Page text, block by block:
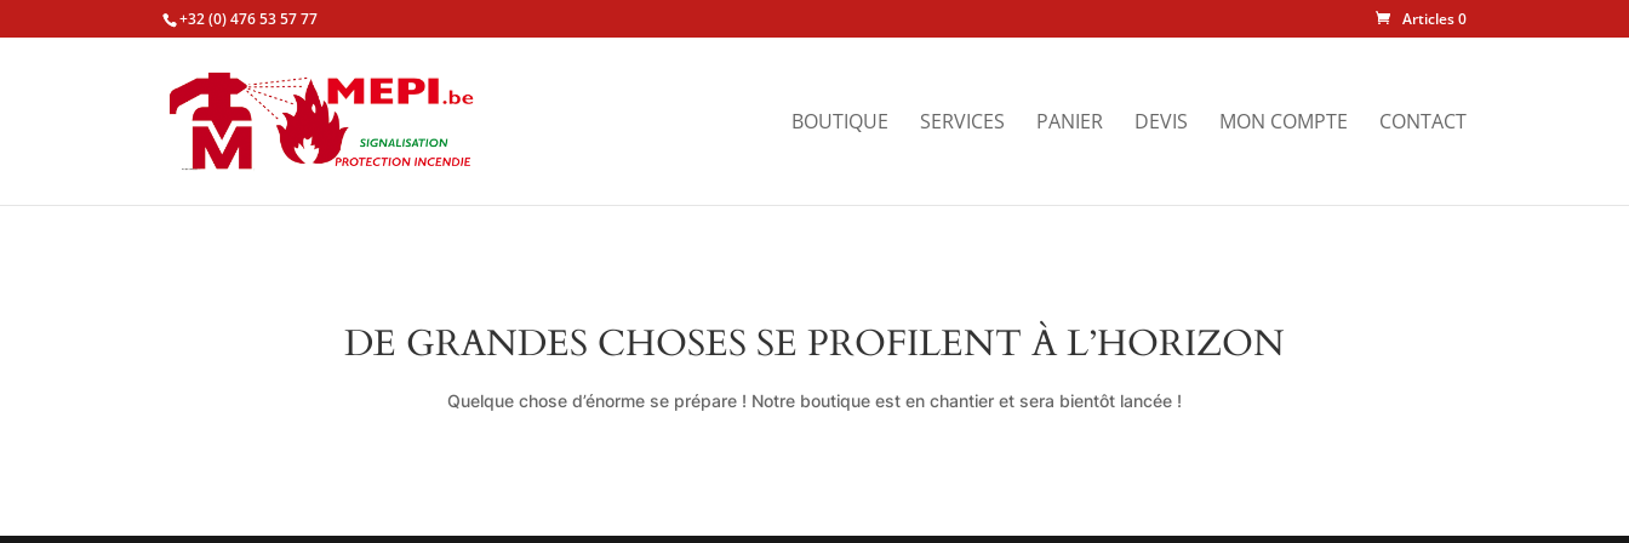
+32 (0) 476 53 57 77 Articles 0
BOUTIQUE SERVICES PANIER DEVIS MON COMPTE CONTACT
DE GRANDES CHOSES SE PROFILENT À L’HORIZON
Quelque chose d’énorme se prépare ! Notre boutique est en chantier et sera bientôt lancée !